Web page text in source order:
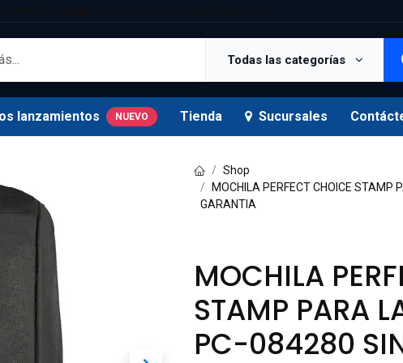
Todas las categorías
lanzamientos NUEVO Tienda Sucursales
Shop
MOCHILA PERFECT CHOICE STAMP
GARANTIA
MOCHILA
STAMP PARA
PC-084280